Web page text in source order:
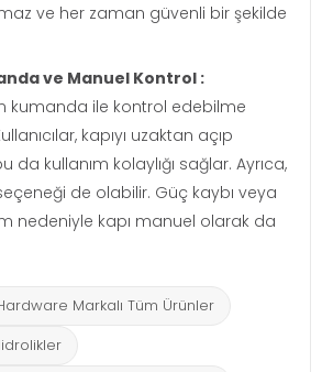
ve her zaman güvenli bir şekilde
ve Manuel Kontrol :
kumanda ile kontrol edebilme
kapıyı uzaktan açıp
da kullanım kolaylığı sağlar. Ayrıca,
de olabilir. Güç kaybı veya
nedeniyle kapı manuel olarak da
Markalı Tüm Ürünler